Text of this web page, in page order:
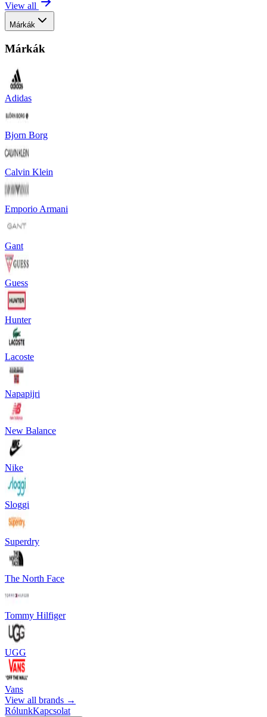
View all
Márkák
Márkák
Adidas
Bjorn Borg
Calvin Klein
Emporio Armani
Gant
Guess
Hunter
Lacoste
Napapijri
New Balance
Nike
Sloggi
Superdry
The North Face
Tommy Hilfiger
UGG
Vans
View all brands →
RólunkKapcsolat